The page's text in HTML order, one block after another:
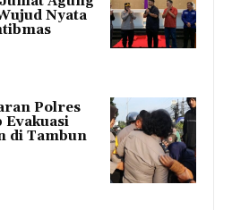
Nyata
Polres
Evakuasi
di Tambun